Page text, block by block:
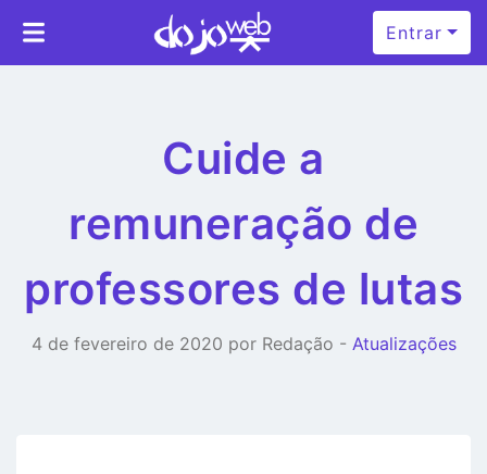
Entrar
Cuide a
remuneração de
professores de lutas
4 de fevereiro de 2020 por Redação - Atualizações